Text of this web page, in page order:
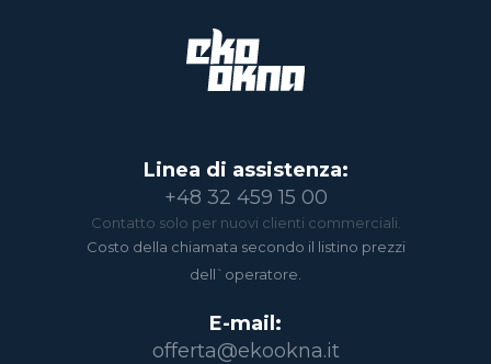
Linea di assistenza:
+48 32 459 15 00
Contatto solo per nuovi clienti commerciali.
Costo della chiamata secondo il listino prezzi
dell`operatore.
E-mail:
offerta@ekookna.it